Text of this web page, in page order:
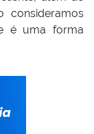
consideramos
é uma forma